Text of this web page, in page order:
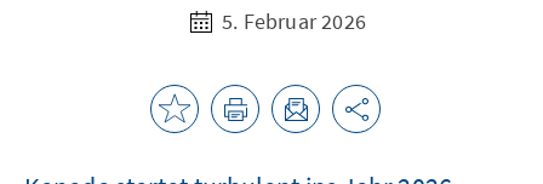
5. Februar 2026